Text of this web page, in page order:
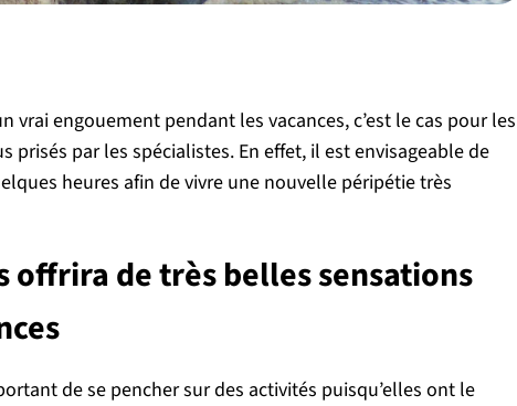
vrai engouement pendant les vacances, c’est le cas pour les
prisés par les spécialistes. En effet, il est envisageable de
heures afin de vivre une nouvelle péripétie très
offrira de très belles sensations
de se pencher sur des activités puisqu’elles ont le